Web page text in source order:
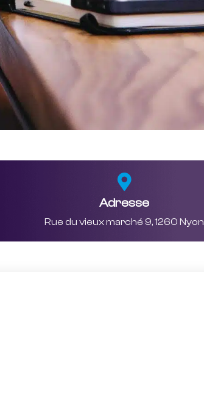
Adresse
Rue du vieux marché 9, 1260 Nyon